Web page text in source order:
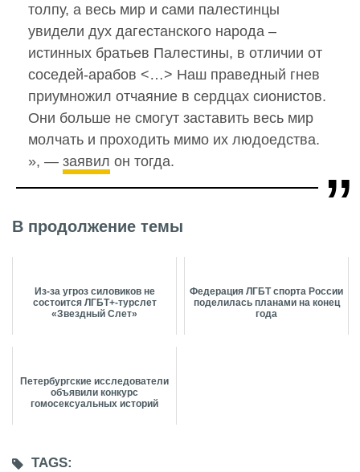
толпу, а весь мир и сами палестинцы
увидели дух дагестанского народа –
истинных братьев Палестины, в отличии от
соседей-арабов <…> Наш праведный гнев
приумножил отчаяние в сердцах сионистов.
Они больше не смогут заставить весь мир
молчать и проходить мимо их людоедства.
», — заявил он тогда.
В продолжение темы
Из-за угроз силовиков не
состоится ЛГБТ+-турслет
«Звездный Слет»
Федерация ЛГБТ спорта России
поделилась планами на конец
года
Петербургские исследователи
объявили конкурс
гомосексуальных историй
TAGS: